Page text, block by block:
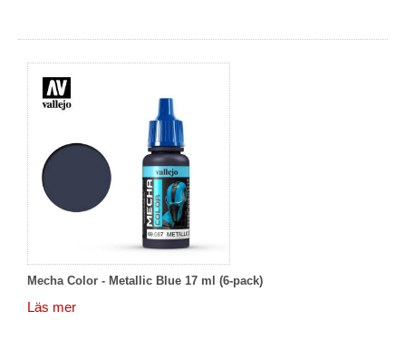
Mecha Color - Metallic Blue 17 ml (6-pack)
Läs mer